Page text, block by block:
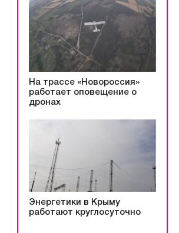
На трассе «Новороссия»
работает оповещение о
дронах
Энергетики в Крыму
работают круглосуточно